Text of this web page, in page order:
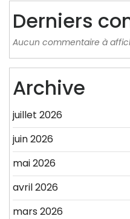
Derniers
Aucun commentaire à
Archive
juillet 2026
juin 2026
mai 2026
avril 2026
mars 2026